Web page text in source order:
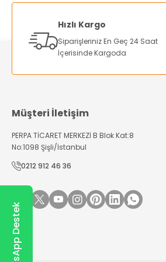
Ürün resmi kalitesiz, bozuk veya
Ürün bilgilerinde hatalar bulunuyor.
Ürün fiyatı diğer sitelerden daha
Hızlı Kargo
Siparişleriniz En Geç 24 Saat
İçerisinde Kargoda
Müşteri İletişim
PERPA TİCARET MERKEZİ B Blok Kat:8
No:1098 Şişli/İstanbul
0212 912 46 36
WhatsApp Destek